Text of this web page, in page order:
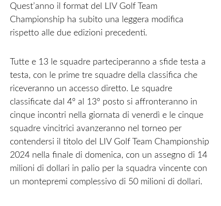
Quest’anno il format del LIV Golf Team
Championship ha subito una leggera modifica
rispetto alle due edizioni precedenti.
Tutte e 13 le squadre parteciperanno a sfide testa a
testa, con le prime tre squadre della classifica che
riceveranno un accesso diretto. Le squadre
classificate dal 4º al 13º posto si affronteranno in
cinque incontri nella giornata di venerdì e le cinque
squadre vincitrici avanzeranno nel torneo per
contendersi il titolo del LIV Golf Team Championship
2024 nella finale di domenica, con un assegno di 14
milioni di dollari in palio per la squadra vincente con
un montepremi complessivo di 50 milioni di dollari.